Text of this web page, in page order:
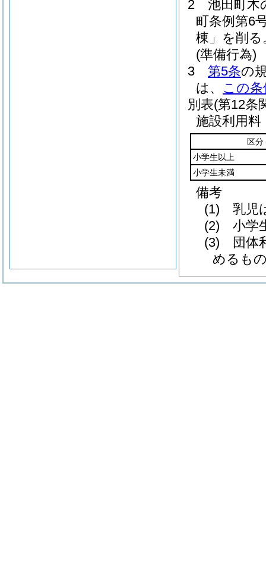
2
池田町木
町条例第6
棟」を削る
(準備行為)
3
第5条の
は、 この条
別表(第12条
施設利用料
区分
小学生以上
小学生未満
備考
(1) 乳児
(2) 小学
(3) 団体
めるも